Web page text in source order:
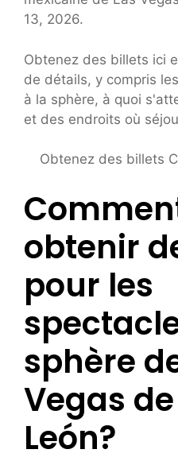
13, 2026.
Obtenez des billets ici
de détails, y compris
à la sphère, à quoi
et des endroits où
Obtenez des billets
obtenir
pour les
sphère
Vegas
León?